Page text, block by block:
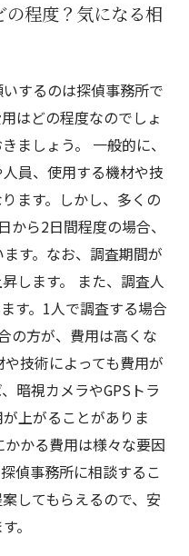
程度？気になる相
するのは探偵事務所で
はどの程度なのでしょ
ましょう。 一般的に、
員、使用する機材や技
ます。しかし、多くの
ら2日間程度の場合、
す。なお、調査期間が
します。 また、調査人
す。1人で調査する場合
の方が、費用は高くな
技術によっても費用が
暗視カメラやGPSトラ
上がることがありま
かる費用は様々な要因
偵事務所に相談するこ
してもらえるので、安
。